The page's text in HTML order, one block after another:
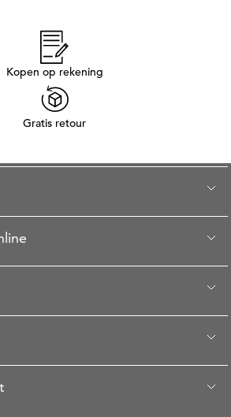
Kopen op rekening
Gratis retour